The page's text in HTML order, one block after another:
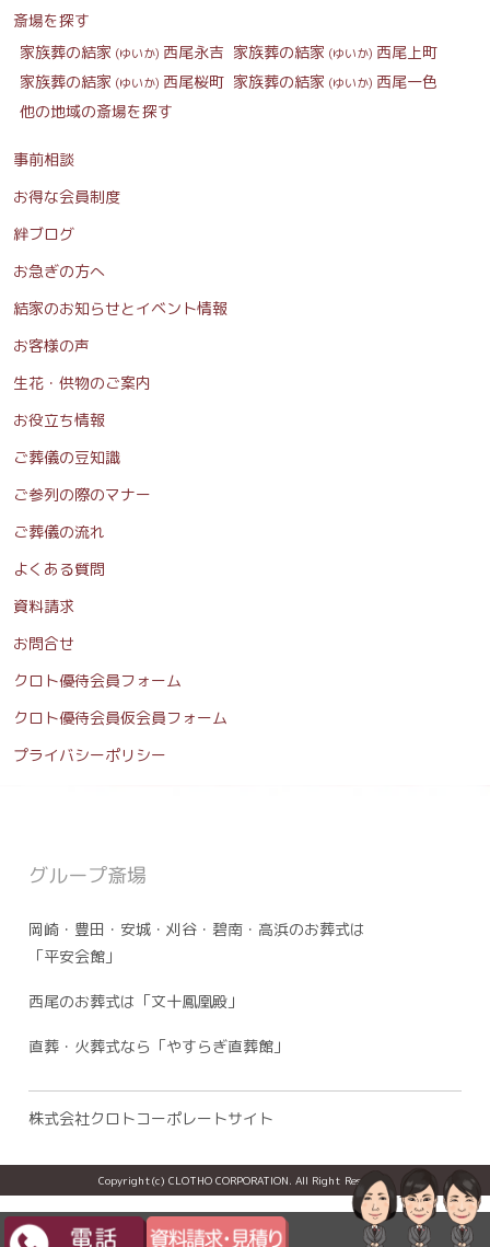
斎場を探す
家族葬の結家 (ゆいか) 西尾永吉 家族葬の結家 (ゆいか) 西尾上町
家族葬の結家 (ゆいか) 西尾桜町 家族葬の結家 (ゆいか) 西尾一色
他の地域の斎場を探す
事前相談
お得な会員制度
絆ブログ
お急ぎの方へ
結家のお知らせとイベント情報
お客様の声
生花・供物のご案内
お役立ち情報
ご葬儀の豆知識
ご参列の際のマナー
ご葬儀の流れ
よくある質問
資料請求
お問合せ
クロト優待会員フォーム
クロト優待会員仮会員フォーム
プライバシーポリシー
グループ斎場
岡崎・豊田・安城・刈谷・碧南・高浜のお葬式は
「平安会館」
西尾のお葬式は「文十鳳凰殿」
直葬・火葬式なら「やすらぎ直葬館」
株式会社クロトコーポレートサイト
Copyright(c) CLOTHO CORPORATION. All Right Reserved.